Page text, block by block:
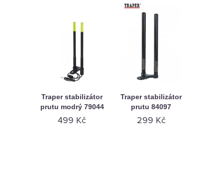
Traper stabilizátor
prutu modrý 79044
499 Kč
Traper stabilizátor
prutu 84097
299 Kč